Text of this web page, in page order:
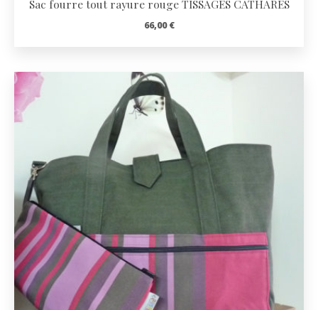
Sac fourre tout rayure rouge TISSAGES CATHARES
66,00€